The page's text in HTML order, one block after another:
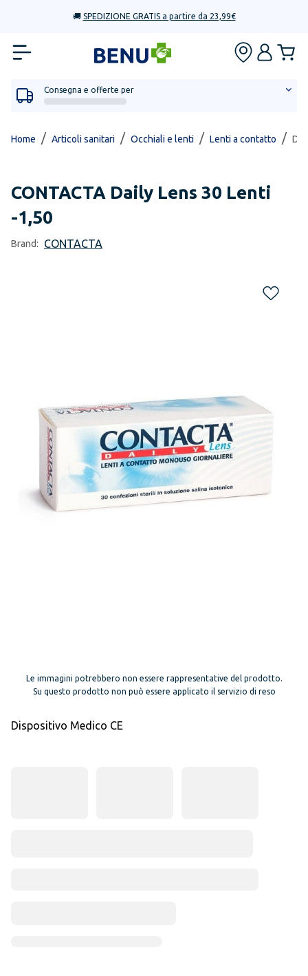
🚚 SPEDIZIONE GRATIS a partire da 23,99€
Consegna e offerte per
Home / Articoli sanitari / Occhiali e lenti / Lenti a contatto /
CONTACTA Daily Lens 30 Lenti
-1,50
Brand: CONTACTA
Le immagini potrebbero non essere rappresentative del prodotto.
Su questo prodotto non può essere applicato il servizio di reso
Dispositivo Medico CE